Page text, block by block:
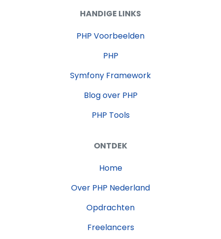
HANDIGE LINKS
PHP Voorbeelden
PHP
Symfony Framework
Blog over PHP
PHP Tools
ONTDEK
Home
Over PHP Nederland
Opdrachten
Freelancers